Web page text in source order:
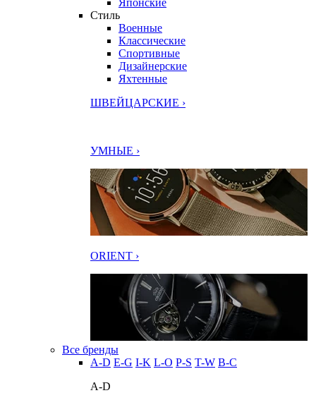
Японские
Стиль
Военные
Классические
Спортивные
Дизайнерские
Яхтенные
ШВЕЙЦАРСКИЕ ›
УМНЫЕ ›
ORIENT ›
Все бренды
A-D E-G I-K L-O P-S T-W В-С
A-D